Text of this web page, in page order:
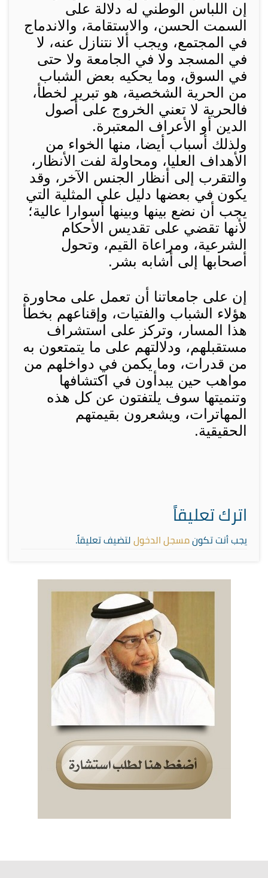
إن اللباس الوطني له دلالة على
السمت الحسن، والاستقامة، والاندماج
في المجتمع، ويجب ألا نتنازل عنه، لا
في المسجد ولا في الجامعة ولا حتى
في السوق، وما يحكيه بعض الشباب
من الحرية الشخصية، هو تبرير لخطأ،
فالحرية لا تعني الخروج على أصول
الدين أو الأعراف المعتبرة.
ولذلك أسباب أيضا، منها الخواء من
الأهداف العليا، ومحاولة لفت الأنظار،
والتقرب إلى أنظار الجنس الآخر، وقد
يكون في بعضها دليل على المثلية التي
يجب أن نضع بينها وبينها أسوارا عالية؛
لأنها تقضي على تقديس الأحكام
الشرعية، ومراعاة القيم، وتحول
أصحابها إلى أشابه بشر.
إن على جامعاتنا أن تعمل على محاورة
هؤلاء الشباب والفتيات، وإقناعهم بخطأ
هذا المسار، وتركز على استشراف
مستقبلهم، ودلالتهم على ما يتمتعون به
من قدرات، وما يكمن في دواخلهم من
مواهب حين يبدأون في اكتشافها
وتنميتها سوف يلتفتون عن كل هذه
المهاترات، ويشعرون بقيمتهم
الحقيقية.
اترك تعليقاً
يجب أنت تكونمسجل الدخوللتضيف تعليقاً.